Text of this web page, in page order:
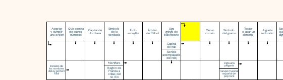
Aceptar
y cumplir
una orden
Que consta
de cuatro
números
Capital de
Jordania
Símbolo
de la
tonelada
Todo
en inglés
Árbitro
de fútbol
Liga
gringa de
baloncesto
Ciervo
común
Símbolo
del gramo
Tostar
o asar un
alimento
Juguete
redondo
Capital
de Irak
Sonido
acompasado
del reloj
Iniciales de
los nombres
del ex portero
Fillol
Mortífero
Región de
Francia a
orillas del
río Rin
Diga una
plegaria
Grupo musical
español de
pop rock